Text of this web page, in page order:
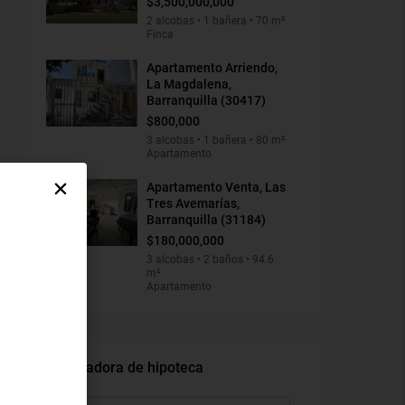
2 alcobas • 1 bañera • 70 m²
Finca
Apartamento Arriendo,
La Magdalena,
Barranquilla (30417)
$800,000
3 alcobas • 1 bañera • 80 m²
Apartamento
Apartamento Venta, Las
Tres Avemarías,
Barranquilla (31184)
$180,000,000
3 alcobas • 2 baños • 94.6
m²
Apartamento
Calculadora de hipoteca